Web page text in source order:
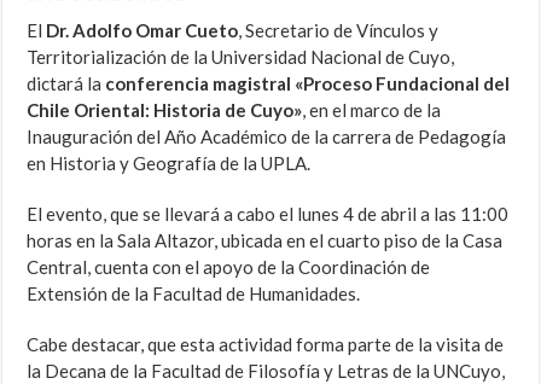
El Dr. Adolfo Omar Cueto, Secretario de Vínculos y
Territorialización de la Universidad Nacional de Cuyo,
dictará la conferencia magistral «Proceso Fundacional del
Chile Oriental: Historia de Cuyo», en el marco de la
Inauguración del Año Académico de la carrera de Pedagogía
en Historia y Geografía de la UPLA.
El evento, que se llevará a cabo el lunes 4 de abril a las 11:00
horas en la Sala Altazor, ubicada en el cuarto piso de la Casa
Central, cuenta con el apoyo de la Coordinación de
Extensión de la Facultad de Humanidades.
Cabe destacar, que esta actividad forma parte de la visita de
la Decana de la Facultad de Filosofía y Letras de la UNCuyo,